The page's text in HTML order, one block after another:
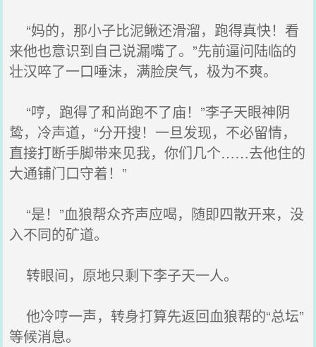
“妈的，那小子比泥鳅还滑溜，跑得真快！看
来他也意识到自己说漏嘴了。”先前逼问陆临的
壮汉啐了一口唾沫，满脸戾气，极为不爽。
“哼，跑得了和尚跑不了庙！”李子天眼神阴
鸷，冷声道，“分开搜！一旦发现，不必留情，
直接打断手脚带来见我，你们几个……去他住的
大通铺门口守着！”
“是！”血狼帮众齐声应喝，随即四散开来，没
入不同的矿道。
转眼间，原地只剩下李子天一人。
他冷哼一声，转身打算先返回血狼帮的“总坛”
等候消息。